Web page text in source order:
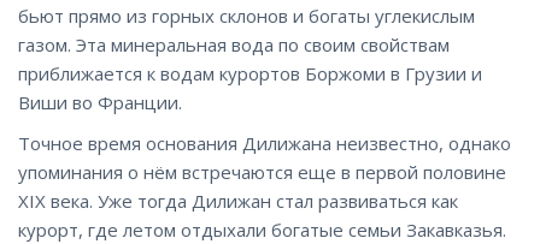
бьют прямо из горных склонов и богаты углекислым
газом. Эта минеральная вода по своим свойствам
приближается к водам курортов Боржоми в Грузии и
Виши во Франции.
Точное время основания Дилижана неизвестно, однако
упоминания о нём встречаются еще в первой половине
XIX века. Уже тогда Дилижан стал развиваться как
курорт, где летом отдыхали богатые семьи Закавказья.